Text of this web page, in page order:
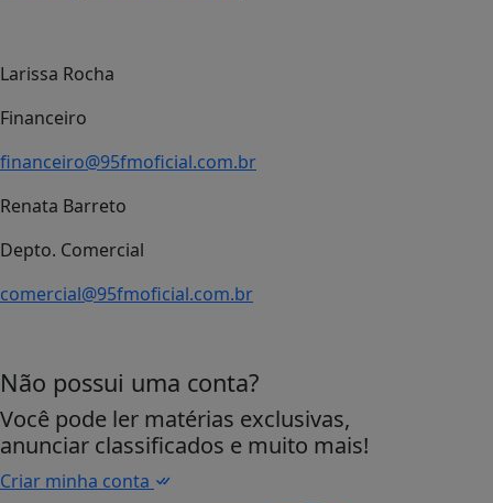
Larissa Rocha
Financeiro
financeiro@95fmoficial.com.br
Renata Barreto
Depto. Comercial
comercial@95fmoficial.com.br
Não possui uma conta?
Você pode ler matérias exclusivas,
anunciar classificados e muito mais!
Criar minha conta